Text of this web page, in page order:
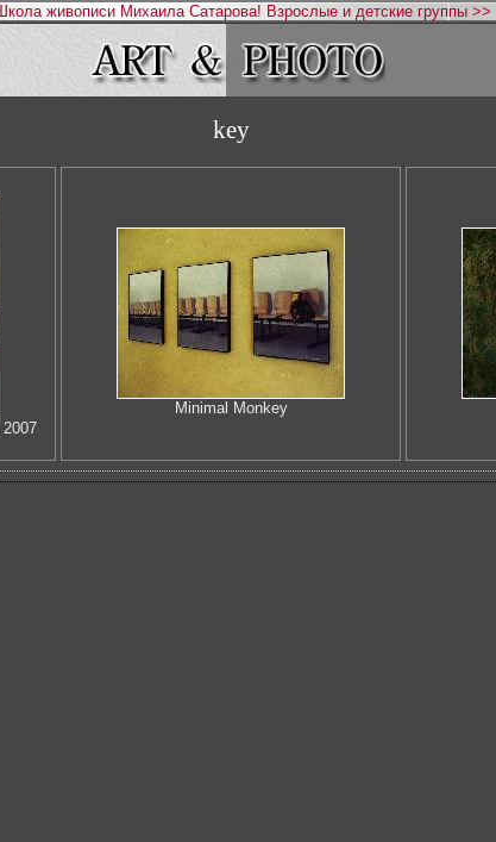
живописи Михаила Сатарова! Взрослые и детские группы >>
key
Minimal Monkey